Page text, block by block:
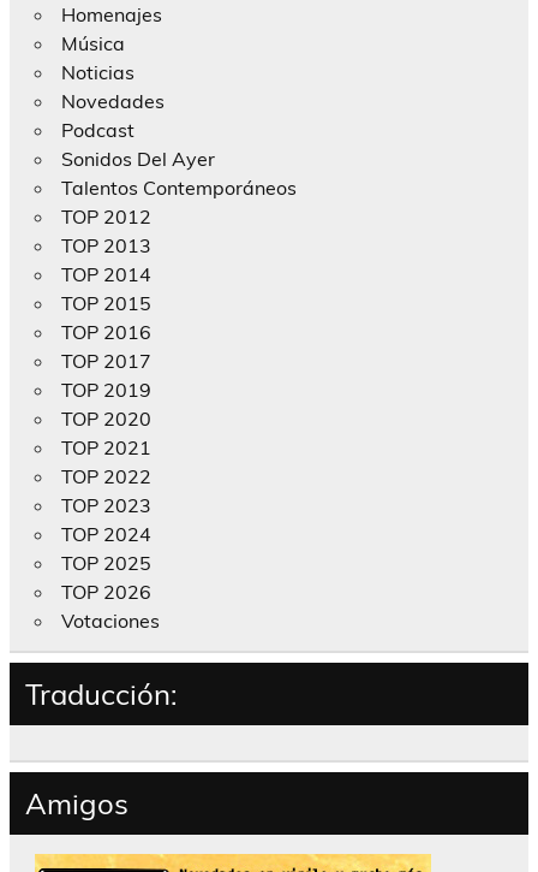
Homenajes
Música
Noticias
Novedades
Podcast
Sonidos Del Ayer
Talentos Contemporáneos
TOP 2012
TOP 2013
TOP 2014
TOP 2015
TOP 2016
TOP 2017
TOP 2019
TOP 2020
TOP 2021
TOP 2022
TOP 2023
TOP 2024
TOP 2025
TOP 2026
Votaciones
Traducción:
Amigos